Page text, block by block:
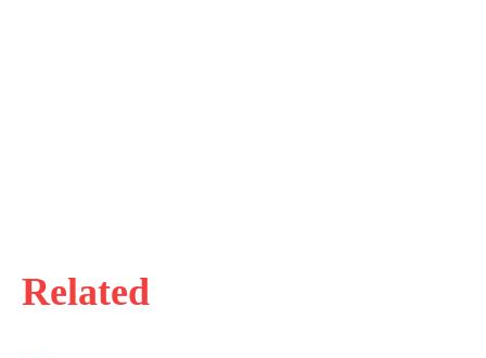
Related